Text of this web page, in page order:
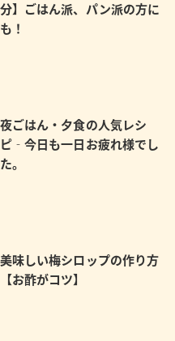
分】ごはん派、パン派の方に
も！
夜ごはん・夕食の人気レシ
ピ‐今日も一日お疲れ様でし
た。
美味しい梅シロップの作り方
【お酢がコツ】